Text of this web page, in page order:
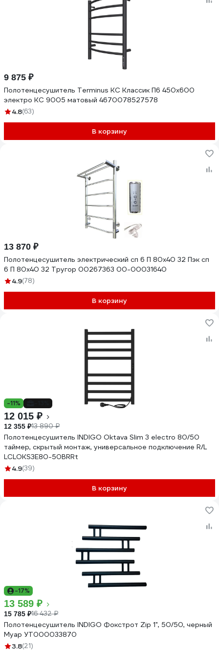
9 875 ₽
Полотенцесушитель Terminus КС Классик П6 450x600
электро КС 9005 матовый 4670078527578
4.8(63)
В корзину
13 870 ₽
Полотенцесушитель электрический сп 6 П 80х40 32 Пэк сп
6 П 80х40 32 Тругор 00267363 00-00031640
4.9(78)
В корзину
-11%
12 015 ₽
12 355 ₽13 890 ₽
Полотенцесушитель INDIGO Oktava Slim 3 electro 80/50
таймер, скрытый монтаж, универсальное подключение R/L
LСLOKS3E80-50BRRt
4.9(39)
В корзину
-17%
13 589 ₽
15 785 ₽16 432 ₽
Полотенцесушитель INDIGO Фокстрот Zip 1", 50/50, черный
Муар УТ000033870
3.8(21)